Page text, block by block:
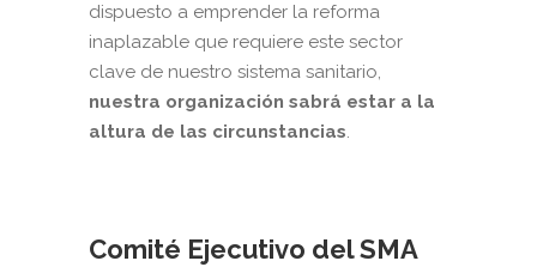
dispuesto a emprender la reforma
inaplazable que requiere este sector
clave de nuestro sistema sanitario,
nuestra organización sabrá estar a la
altura de las circunstancias.
Comité Ejecutivo del SMA